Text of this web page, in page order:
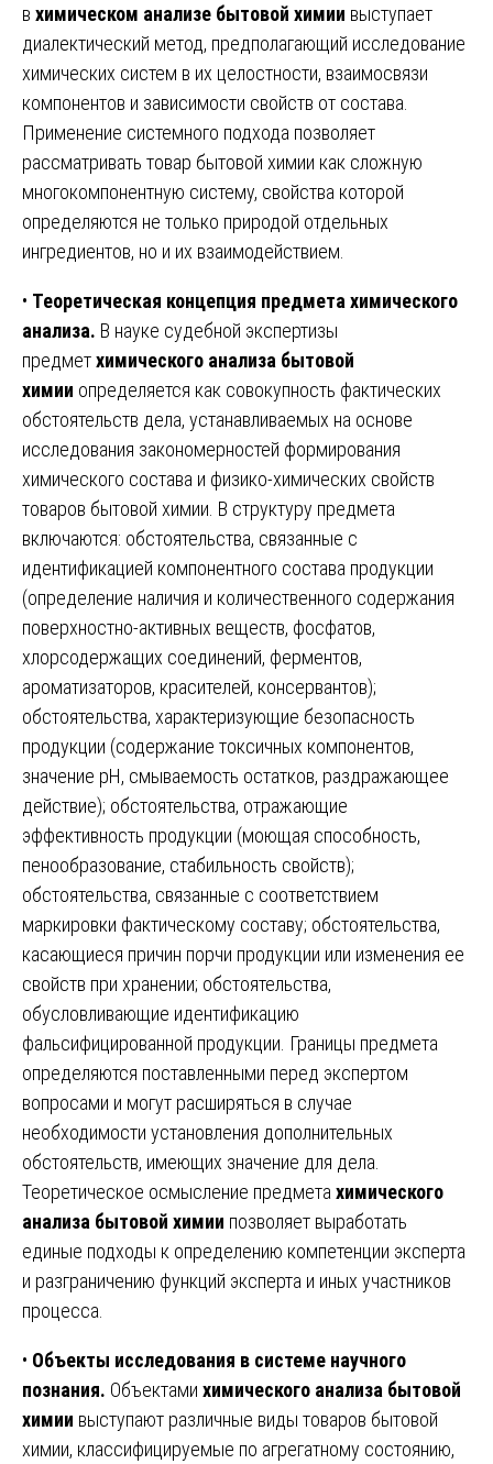
в химическом анализе бытовой химии выступает
диалектический метод, предполагающий исследование
химических систем в их целостности, взаимосвязи
компонентов и зависимости свойств от состава.
Применение системного подхода позволяет
рассматривать товар бытовой химии как сложную
многокомпонентную систему, свойства которой
определяются не только природой отдельных
ингредиентов, но и их взаимодействием.
• Теоретическая концепция предмета химического
анализа. В науке судебной экспертизы
предметхимического анализа бытовой
химии определяется как совокупность фактических
обстоятельств дела, устанавливаемых на основе
исследования закономерностей формирования
химического состава и физико-химических свойств
товаров бытовой химии. В структуру предмета
включаются: обстоятельства, связанные с
идентификацией компонентного состава продукции
(определение наличия и количественного содержания
поверхностно-активных веществ, фосфатов,
хлорсодержащих соединений, ферментов,
ароматизаторов, красителей, консервантов);
обстоятельства, характеризующие безопасность
продукции (содержание токсичных компонентов,
значение pH, смываемость остатков, раздражающее
действие); обстоятельства, отражающие
эффективность продукции (моющая способность,
пенообразование, стабильность свойств);
обстоятельства, связанные с соответствием
маркировки фактическому составу; обстоятельства,
касающиеся причин порчи продукции или изменения ее
свойств при хранении; обстоятельства,
обусловливающие идентификацию
фальсифицированной продукции. Границы предмета
определяются поставленными перед экспертом
вопросами и могут расширяться в случае
необходимости установления дополнительных
обстоятельств, имеющих значение для дела.
Теоретическое осмысление предмета химического
анализа бытовой химии позволяет выработать
единые подходы к определению компетенции эксперта
и разграничению функций эксперта и иных участников
процесса.
• Объекты исследования в системе научного
познания. Объектами химического анализа бытовой
химии выступают различные виды товаров бытовой
химии, классифицируемые по агрегатному состоянию,